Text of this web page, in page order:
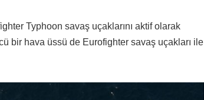
Typhoon savaş uçaklarını aktif olarak
bir hava üssü de Eurofighter savaş uçakları ile